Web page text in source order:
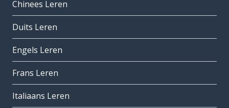
Chinees Leren
Duits Leren
Engels Leren
Frans Leren
Italiaans Leren